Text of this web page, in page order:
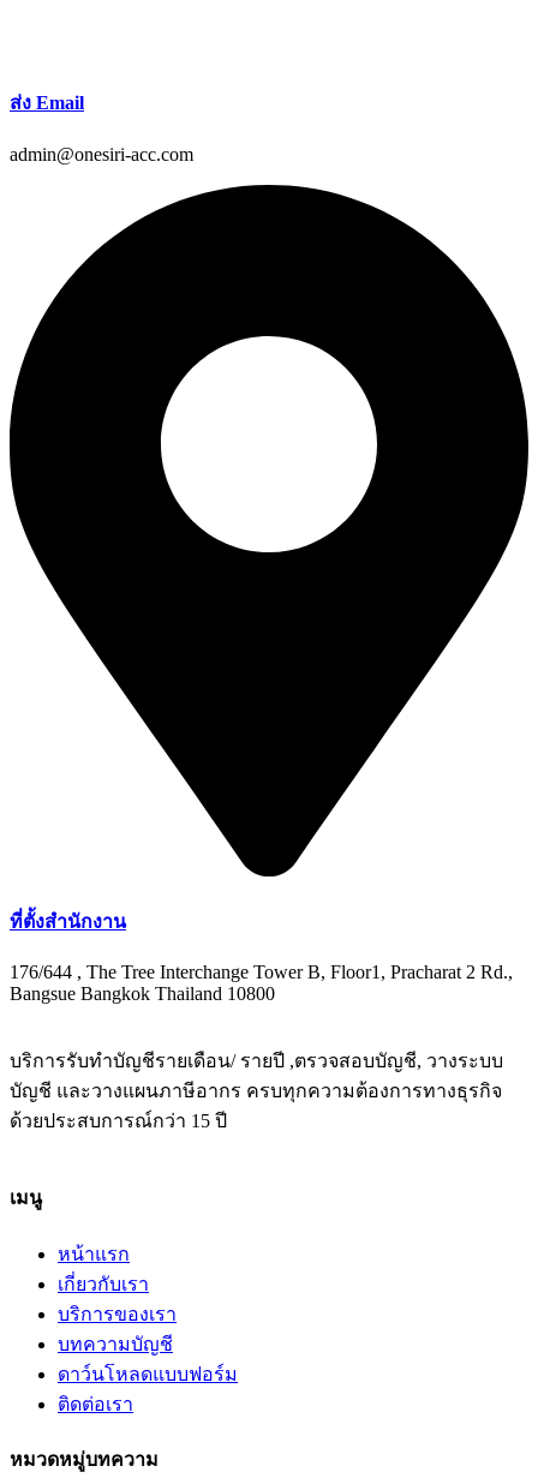
ส่ง Email
admin@onesiri-acc.com
ที่ตั้งสำนักงาน
176/644 , The Tree Interchange Tower B, Floor1, Pracharat 2 Rd.,
Bangsue Bangkok Thailand 10800
บริการรับทำบัญชีรายเดือน/ รายปี ,ตรวจสอบบัญชี, วางระบบ
บัญชี และวางแผนภาษีอากร ครบทุกความต้องการทางธุรกิจ
ด้วยประสบการณ์กว่า 15 ปี
เมนู
หน้าแรก
เกี่ยวกับเรา
บริการของเรา
บทความบัญชี
ดาว์นโหลดแบบฟอร์ม
ติดต่อเรา
หมวดหมู่บทความ